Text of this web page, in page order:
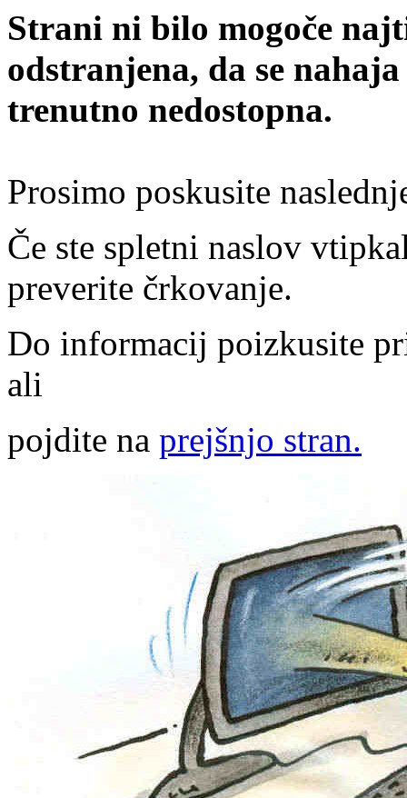
Strani ni bilo mogoče
odstranjena, da se
trenutno nedostopna.
Prosimo poskusite
Če ste spletni naslov
preverite črkovanje.
Do informacij poizkusite
ali
pojdite na prejšnjo stran.